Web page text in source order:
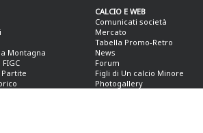
Montagna
CALCIO E WEB
Comunicati società
Mercato
Tabella Promo-Retro
News
Forum
Figli di Un calcio Minore
Photogallery